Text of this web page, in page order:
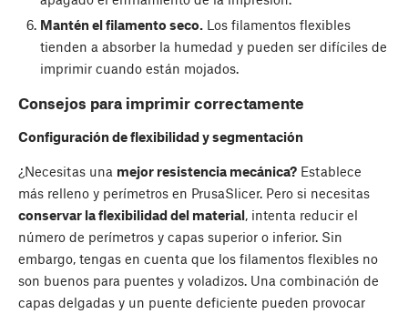
Mantén el filamento seco.Los filamentos flexibles
tienden a absorber la humedad y pueden ser difíciles de
imprimir cuando están mojados.
Consejos para imprimir correctamente
Configuración de flexibilidad y segmentación
¿Necesitas una mejor resistencia mecánica? Establece
más relleno y perímetros en PrusaSlicer. Pero si necesitas
conservar la flexibilidad del material, intenta reducir el
número de perímetros y capas superior o inferior. Sin
embargo, tengas en cuenta que los filamentos flexibles no
son buenos para puentes y voladizos. Una combinación de
capas delgadas y un puente deficiente pueden provocar